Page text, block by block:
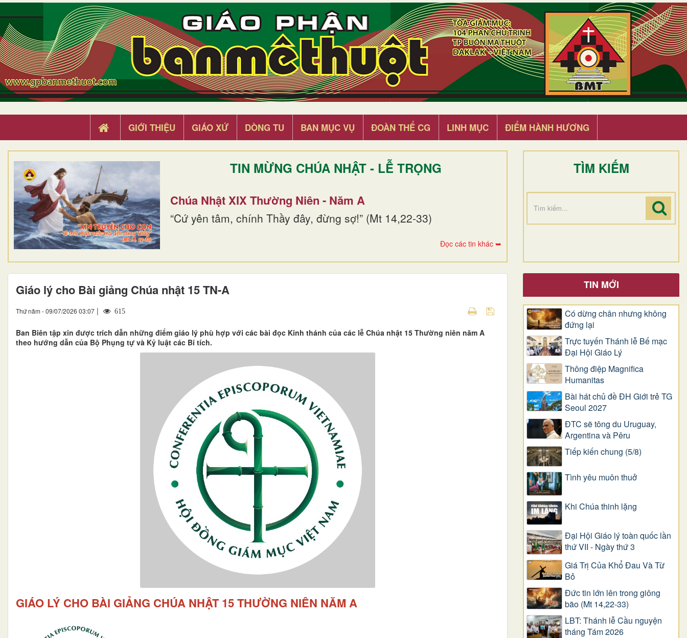
GIỚI THIỆU GIÁO XỨ DÒNG TU BAN MỤC VỤ ĐOÀN THỂ CG LINH MỤC ĐIỂM HÀNH HƯƠNG
TIN MỪNG CHÚA NHẬT - LỄ TRỌNG
Chúa Nhật XIX Thường Niên - Năm A
“Cứ yên tâm, chính Thầy đây, đừng sợ!” (Mt 14,22-33)
Đọc các tin khác ➥
TÌM KIẾM
Giáo lý cho Bài giảng Chúa nhật 15 TN-A
Thứ năm - 09/07/2026 03:07 | 615
Ban Biên tập xin được trích dẫn những điểm giáo lý phù hợp với các bài đọc Kinh thánh của các lễ Chúa nhật 15 Thường niên năm A
theo hướng dẫn của Bộ Phụng tự và Kỷ luật các Bí tích.
GIÁO LÝ CHO BÀI GIẢNG CHÚA NHẬT 15 THƯỜNG NIÊN NĂM A
TIN MỚI
Có dừng chân nhưng không
đứng lại
Trực tuyến Thánh lễ Bế mạc
Đại Hội Giáo Lý
Thông điệp Magnifica
Humanitas
Bài hát chủ đề ĐH Giới trẻ TG
Seoul 2027
ĐTC sẽ tông du Uruguay,
Argentina và Pêru
Tiếp kiến chung (5/8)
Tình yêu muôn thuở
Khi Chúa thinh lặng
Đại Hội Giáo lý toàn quốc lần
thứ VII - Ngày thứ 3
Giá Trị Của Khổ Ðau Và Từ
Bỏ
Đức tin lớn lên trong giông
bão (Mt 14,22-33)
LBT: Thánh lễ Cầu nguyện
tháng Tám 2026